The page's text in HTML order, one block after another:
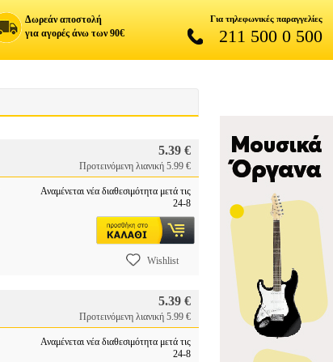
Δωρεάν αποστολή
για αγορές άνω των 90€
Για τηλεφωνικές παραγγελίες
211 500 0 500
5.39 €
Προτεινόμενη λιανική 5.99 €
Αναμένεται νέα διαθεσιμότητα μετά τις
24-8
Wishlist
5.39 €
Προτεινόμενη λιανική 5.99 €
Αναμένεται νέα διαθεσιμότητα μετά τις
24-8